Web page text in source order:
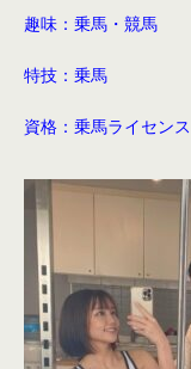
趣味：乗馬・競馬
特技：乗馬
資格：乗馬ライセン